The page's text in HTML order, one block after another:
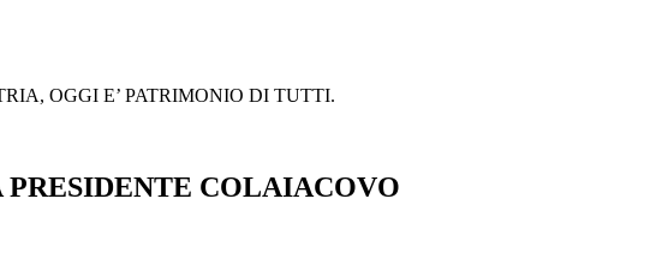
OGGI E’ PATRIMONIO DI TUTTI.
COLAIACOVO